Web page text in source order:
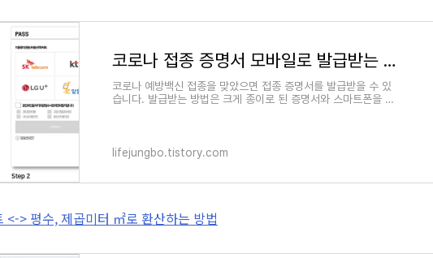
코로나 접종 증명서 모바일로 발급받는 법 [그림보며 따라하기]
코로나 예방백신 접종을 맞았으면 접종 증명서를 발급받을 수 있
습니다. 발급받는 방법은 크게 종이로 된 증명서와 스마트폰을 활
lifejungbo.tistory.com
> 평수, 제곱미터 ㎡로 환산하는 방법